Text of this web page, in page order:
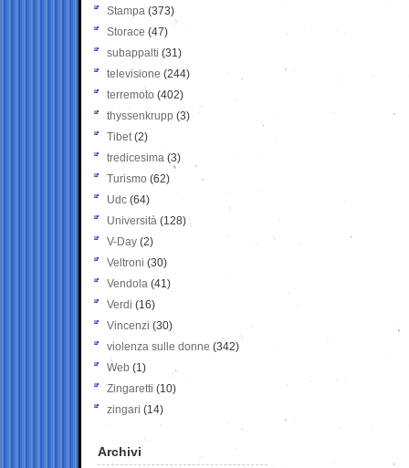
Stampa (373)
Storace (47)
subappalti (31)
televisione(244)
terremoto (402)
thyssenkrupp (3)
Tibet(2)
tredicesima (3)
Turismo (62)
Udc (64)
Università (128)
V-Day (2)
Veltroni (30)
Vendola (41)
Verdi (16)
Vincenzi (30)
violenza sulle donne (342)
Web (1)
Zingaretti (10)
zingari (14)
Archivi